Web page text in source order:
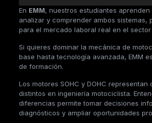
En EMM, nuestros estudiantes aprenden
analizar y comprender ambos sistemas,
para el mercado laboral real en el
Si quieres dominar la mecánica de
base hasta tecnología avanzada, EMM
de formación.
Los motores SOHC y DOHC representan
distintos en ingeniería motociclista.
diferencias permite tomar decisiones
diagnósticos y ampliar oportunidades